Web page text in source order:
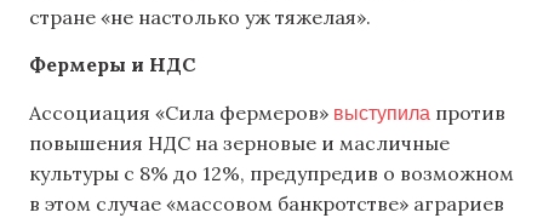
стране «не настолько уж тяжелая».
Фермеры и НДС
Ассоциация «Сила фермеров» выступила против
повышения НДС на зерновые и масличные
культуры с 8% до 12%, предупредив о возможном
в этом случае «массовом банкротстве» аграриев